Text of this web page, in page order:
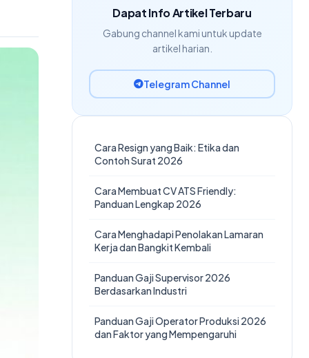
Dapat Info Artikel Terbaru
Gabung channel kami untuk update
artikel harian.
Telegram Channel
Cara Resign yang Baik: Etika dan
Contoh Surat 2026
Cara Membuat CV ATS Friendly:
Panduan Lengkap 2026
Cara Menghadapi Penolakan Lamaran
Kerja dan Bangkit Kembali
Panduan Gaji Supervisor 2026
Berdasarkan Industri
Panduan Gaji Operator Produksi 2026
dan Faktor yang Mempengaruhi